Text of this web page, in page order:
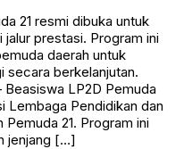
21 resmi dibuka untuk
jalur prestasi. Program ini
daerah untuk
secara berkelanjutan.
LP2D Pemuda
Lembaga Pendidikan dan
21. Program ini
jenjang […]